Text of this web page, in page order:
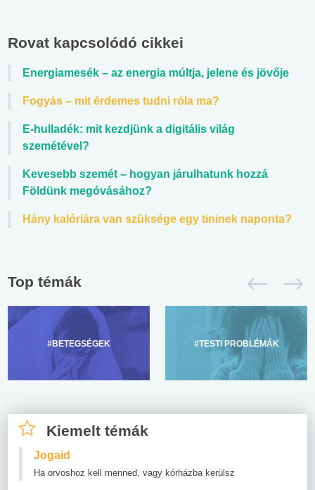
Rovat kapcsolódó cikkei
Energiamesék – az energia múltja, jelene és jövője
Fogyás – mit érdemes tudni róla ma?
E-hulladék: mit kezdjünk a digitális világ
szemétével?
Kevesebb szemét – hogyan járulhatunk hozzá
Földünk megóvásához?
Hány kalóriára van szüksége egy tininek naponta?
Top témák
#BETEGSÉGEK #TESTI PROBLÉMÁK
Kiemelt témák
Jogaid
Ha orvoshoz kell menned, vagy kórházba kerülsz